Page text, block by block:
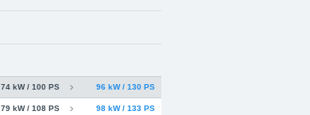
96 kW / 130 PS
74 kW / 100 PS
98 kW / 133 PS
79 kW / 108 PS